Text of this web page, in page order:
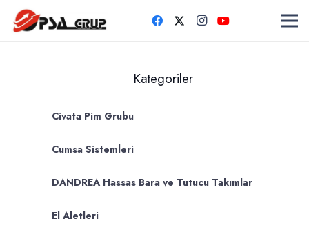
Kategoriler
Civata Pim Grubu
Cumsa Sistemleri
DANDREA Hassas Bara ve Tutucu Takımlar
El Aletleri